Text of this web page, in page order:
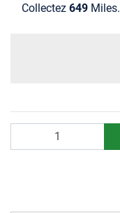
Collectez 649 Miles.